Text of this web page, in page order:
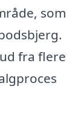
som
fra flere